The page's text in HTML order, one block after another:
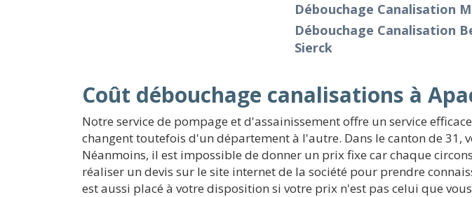
Débouchage Canalisation
Débouchage Canalisation
Sierck
Coût débouchage canalisations à
Notre service de pompage et d'assainissement offre un service
changent toutefois d'un département à l'autre. Dans le canton de 31,
Néanmoins, il est impossible de donner un prix fixe car chaque
réaliser un devis sur le site internet de la société pour prendre
est aussi placé à votre disposition si votre prix n'est pas celui que